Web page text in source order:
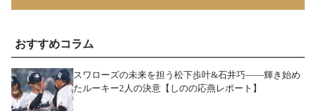
おすすめコラム
スワローズの未来を担う松下歩叶&石井巧――輝き始め
たルーキー2人の決意【しのの応燕レポート】